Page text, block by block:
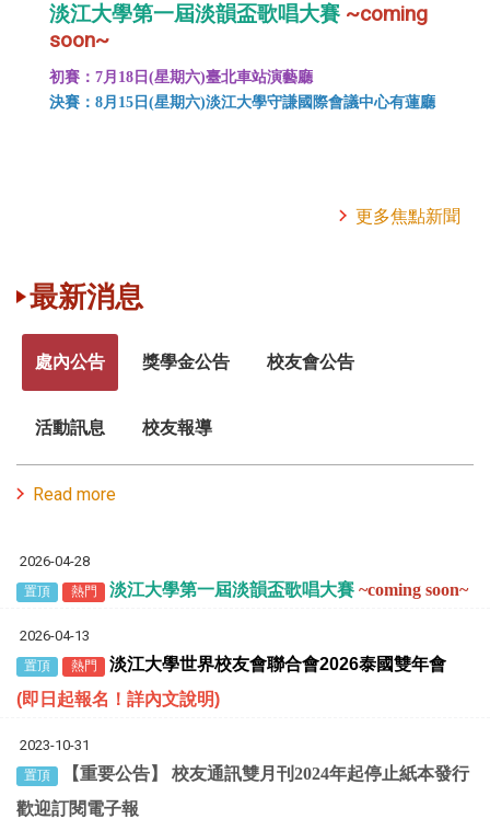
淡江大學第一屆淡韻盃歌唱大賽 ~coming
soon~
初賽：7月18日(星期六)臺北車站演藝廳
決賽：8月15日(星期六)淡江大學守謙國際會議中心有蓮廳
更多焦點新聞
最新消息
處內公告 獎學金公告 校友會公告
活動訊息 校友報導
Read more
2026-04-28
置頂 熱門 淡江大學第一屆淡韻盃歌唱大賽 ~coming soon~
2026-04-13
置頂 熱門 淡江大學世界校友會聯合會2026泰國雙年會
(即日起報名！詳內文說明)
2023-10-31
置頂
【重要公告】 校友通訊雙月刊2024年起停止紙本發行
歡迎訂閱電子報